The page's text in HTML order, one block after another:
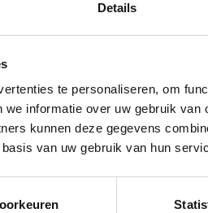
Details
te personaliseren, om
informatie over uw gebruik
kunnen deze gegevens
van uw gebruik van hun
Youtube Videos